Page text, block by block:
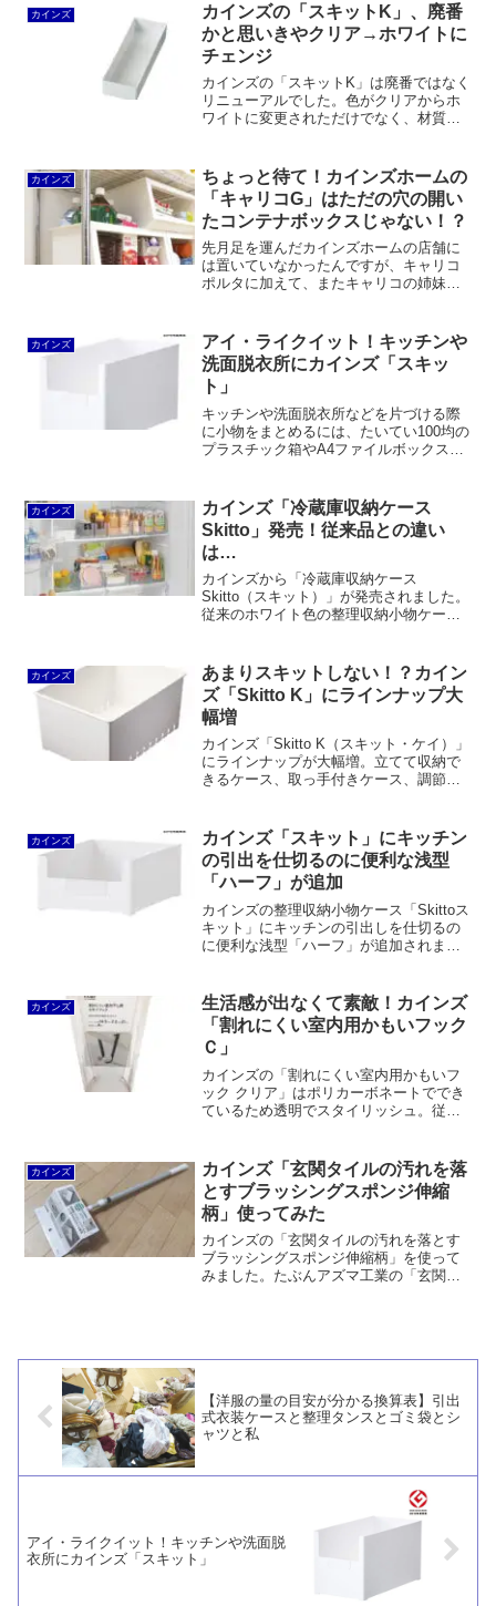
カインズ
カインズの「スキットK」、廃番
かと思いきやクリア→ホワイトに
チェンジ
カインズの「スキットK」は廃番ではなく
リニューアルでした。色がクリアからホ
ワイトに変更されただけでなく、材質が
れています。一方、新旧でサイズ互換は
キープされています。
カインズ
ちょっと待て！カインズホームの
「キャリコG」はただの穴の開い
たコンテナボックスじゃない！？
先月足を運んだカインズホームの店舗に
は置いていなかったんですが、キャリコ
ポルタに加えて、またキャリコの姉妹商
プトのキャリコGカインズホームのキャ
リコと言えば、衣...
カインズ
アイ・ライクイット！キッチンや
洗面脱衣所にカインズ「スキッ
ト」
キッチンや洗面脱衣所などを片づける際
に小物をまとめるには、たいてい100均の
プラスチック箱やA4ファイルボックスで
り、ファイルボックスでは大きすぎたり
と、不満を感じる...
カインズ
カインズ「冷蔵庫収納ケース
Skitto」発売！従来品との違い
は…
カインズから「冷蔵庫収納ケース
Skitto（スキット）」が発売されました。
従来のホワイト色の整理収納小物ケース
り、ジョイントパーツが付属しません。
smokeブラックとは材質が異なります。
カインズ
あまりスキットしない！？カイン
ズ「Skitto K」にラインナップ大
幅増
カインズ「Skitto K（スキット・ケイ）」
にラインナップが大幅増。立てて収納で
きるケース、取っ手付きケース、調節で
ですが、本来のコンセプトを逸脱してい
るように感じます。
カインズ
カインズ「スキット」にキッチン
の引出を仕切るのに便利な浅型
「ハーフ」が追加
カインズの整理収納小物ケース「Skittoス
キット」にキッチンの引出しを仕切るの
に便利な浅型「ハーフ」が追加されまし
いのでこれでないとダメという感じはあ
りません。
カインズ
生活感が出なくて素敵！カインズ
「割れにくい室内用かもいフック
Ｃ」
カインズの「割れにくい室内用かもいフ
ック クリア」はポリカーボネートででき
ているため透明でスタイリッシュ。従来
「割れにくい片手で使えるふとんばさ
み」もオススメです。
カインズ
カインズ「玄関タイルの汚れを落
とすブラッシングスポンジ伸縮
柄」使ってみた
カインズの「玄関タイルの汚れを落とす
ブラッシングスポンジ伸縮柄」を使って
みました。たぶんアズマ工業の「玄関タ
【洋服の量の目安が分かる換算表】引出
式衣装ケースと整理タンスとゴミ袋とシ
ャツと私
アイ・ライクイット！キッチンや洗面脱
衣所にカインズ「スキット」